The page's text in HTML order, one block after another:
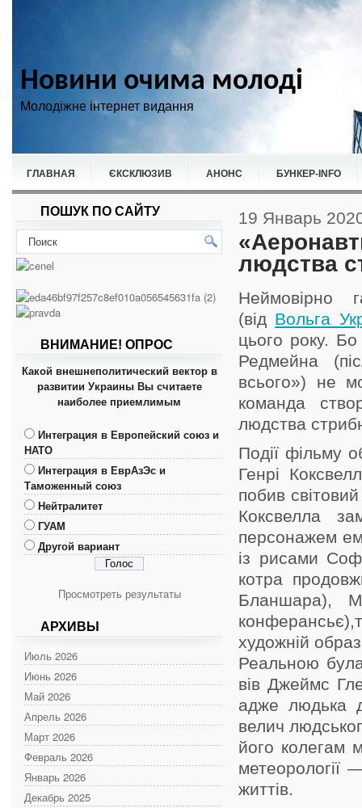
Новини очима молоді
Молодіжне інтернет видання
ГЛАВНАЯ ЄКСКЛЮЗИВ АНОНС БУНКЕР-ІNFO
НОВИНИ СПОРТ
ПОШУК ПО САЙТУ
ВНИМАНИЕ! ОПРОС
Какой внешнеполитический вектор в
развитии Украины Вы считаете
наиболее приемлимым
Интеграция в Европейский союз и
НАТО
Интеграция в ЕврАзЭс и
Таможенный союз
Нейтралитет
ГУАМ
Другой вариант
Просмотреть результаты
АРХИВЫ
Июль 2026
Июнь 2026
Май 2026
Апрель 2026
Март 2026
Февраль 2026
Январь 2026
Декабрь 2025
19 Январь
людства
Неймовірно
(від Вольга
цього року. Бо
Редмейна
всього») не
команда
людства
Події фільму
Генрі
побив
Коксвелла
персонажем
із рисами
котра
Бланшара),
художній
Реальною
вів Джеймс
адже людька
велич
його колегам
метеорології
життів.